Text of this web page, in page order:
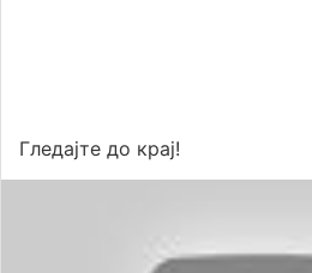
Гледајте до крај!